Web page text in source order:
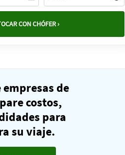
CON CHÓFER ›
de
costos,
para
su viaje.